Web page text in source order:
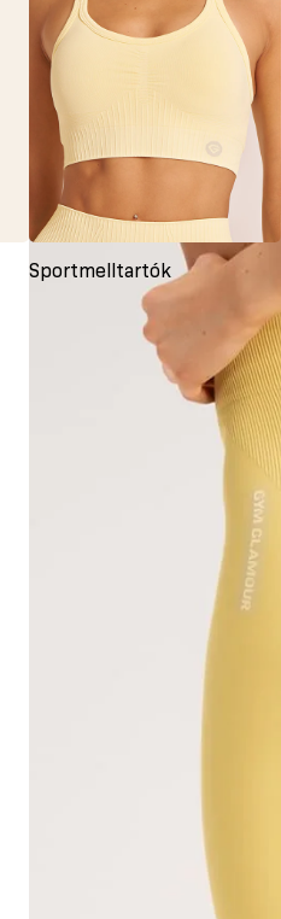
Sportmelltartók